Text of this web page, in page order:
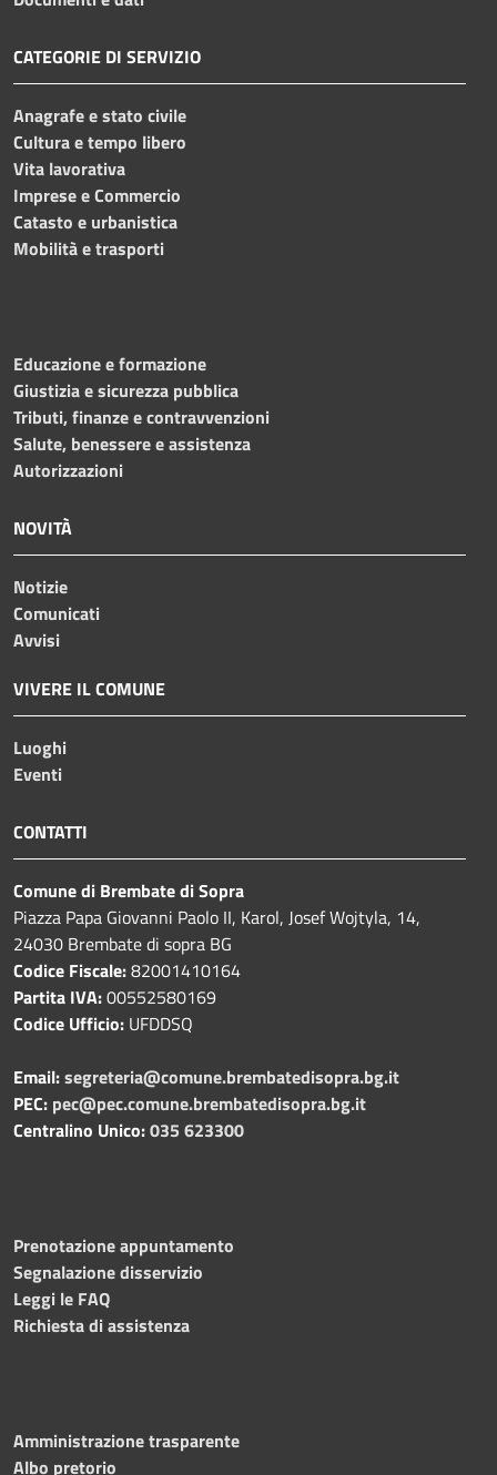
CATEGORIE DI SERVIZIO
Anagrafe e stato civile
Cultura e tempo libero
Vita lavorativa
Imprese e Commercio
Catasto e urbanistica
Mobilità e trasporti
Educazione e formazione
Giustizia e sicurezza pubblica
Tributi, finanze e contravvenzioni
Salute, benessere e assistenza
Autorizzazioni
NOVITÀ
Notizie
Comunicati
Avvisi
VIVERE IL COMUNE
Luoghi
Eventi
CONTATTI
Comune di Brembate di Sopra
Piazza Papa Giovanni Paolo II, Karol, Josef Wojtyla, 14,
24030 Brembate di sopra BG
Codice Fiscale:82001410164
Partita IVA:00552580169
Codice Ufficio: UFDDSQ
Email:segreteria@comune.brembatedisopra.bg.it
PEC: pec@pec.comune.brembatedisopra.bg.it
Centralino Unico:035 623300
Prenotazione appuntamento
Segnalazione disservizio
Leggi le FAQ
Richiesta di assistenza
Amministrazione trasparente
Albo pretorio